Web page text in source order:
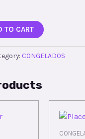
TO CART
CONGELADOS